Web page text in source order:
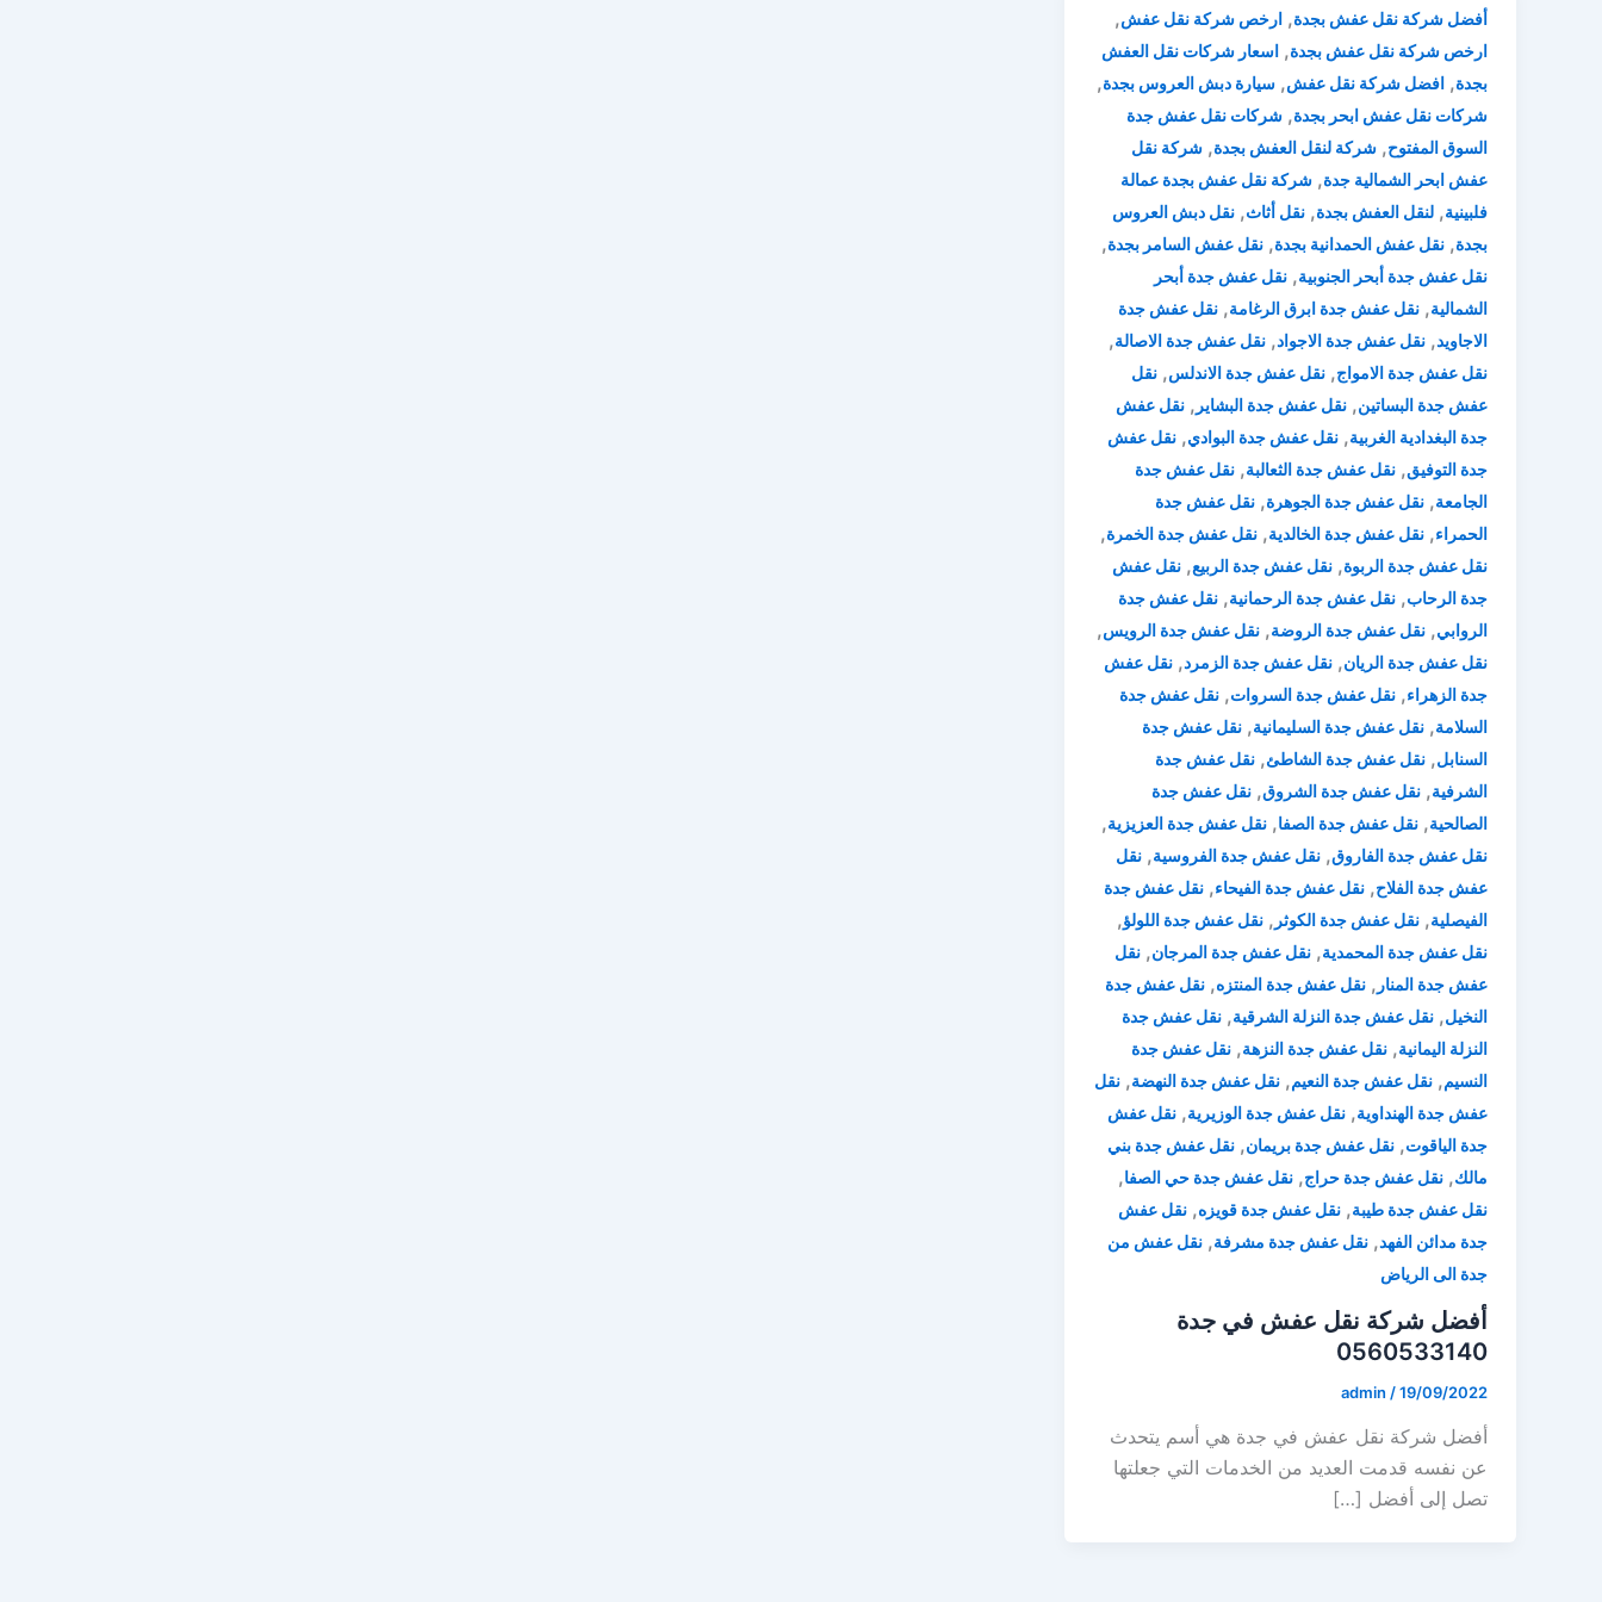
أفضل شركة نقل عفش بجدة, ارخص شركة نقل عفش,
ارخص شركة نقل عفش بجدة, اسعار شركات نقل العفش
بجدة, افضل شركة نقل عفش, سيارة دبش العروس بجدة,
شركات نقل عفش ابحر بجدة, شركات نقل عفش جدة
السوق المفتوح, شركة لنقل العفش بجدة, شركة نقل
عفش ابحر الشمالية جدة, شركة نقل عفش بجدة عمالة
فلبينية, لنقل العفش بجدة, نقل أثاث, نقل دبش العروس
بجدة, نقل عفش الحمدانية بجدة, نقل عفش السامر بجدة,
نقل عفش جدة أبحر الجنوبية, نقل عفش جدة أبحر
الشمالية, نقل عفش جدة ابرق الرغامة, نقل عفش جدة
الاجاويد, نقل عفش جدة الاجواد, نقل عفش جدة الاصالة,
نقل عفش جدة الامواج, نقل عفش جدة الاندلس, نقل
عفش جدة البساتين, نقل عفش جدة البشاير , نقل عفش
جدة البغدادية الغربية, نقل عفش جدة البوادي, نقل عفش
جدة التوفيق, نقل عفش جدة الثعالبة, نقل عفش جدة
الجامعة, نقل عفش جدة الجوهرة, نقل عفش جدة
الحمراء, نقل عفش جدة الخالدية, نقل عفش جدة الخمرة,
نقل عفش جدة الربوة, نقل عفش جدة الربيع, نقل عفش
جدة الرحاب, نقل عفش جدة الرحمانية, نقل عفش جدة
الروابي, نقل عفش جدة الروضة, نقل عفش جدة الرويس,
نقل عفش جدة الريان, نقل عفش جدة الزمرد, نقل عفش
جدة الزهراء, نقل عفش جدة السروات, نقل عفش جدة
السلامة, نقل عفش جدة السليمانية, نقل عفش جدة
السنابل, نقل عفش جدة الشاطئ, نقل عفش جدة
الشرفية, نقل عفش جدة الشروق, نقل عفش جدة
الصالحية, نقل عفش جدة الصفا, نقل عفش جدة العزيزية,
نقل عفش جدة الفاروق, نقل عفش جدة الفروسية, نقل
عفش جدة الفلاح, نقل عفش جدة الفيحاء, نقل عفش جدة
الفيصلية, نقل عفش جدة الكوثر , نقل عفش جدة اللولؤ,
نقل عفش جدة المحمدية, نقل عفش جدة المرجان, نقل
عفش جدة المنار , نقل عفش جدة المنتزه, نقل عفش جدة
النخيل, نقل عفش جدة النزلة الشرقية, نقل عفش جدة
النزلة اليمانية, نقل عفش جدة النزهة, نقل عفش جدة
النسيم, نقل عفش جدة النعيم, نقل عفش جدة النهضة, نقل
عفش جدة الهنداوية, نقل عفش جدة الوزيرية, نقل عفش
جدة الياقوت, نقل عفش جدة بريمان, نقل عفش جدة بني
مالك, نقل عفش جدة حراج, نقل عفش جدة حي الصفا,
نقل عفش جدة طيبة, نقل عفش جدة قويزه, نقل عفش
جدة مدائن الفهد, نقل عفش جدة مشرفة, نقل عفش من
جدة الى الرياض
أفضل شركة نقل عفش في جدة
0560533140
admin /19/09/2022
أفضل شركة نقل عفش في جدة هي أسم يتحدث
عن نفسه قدمت العديد من الخدمات التي جعلتها
تصل إلى أفضل […]